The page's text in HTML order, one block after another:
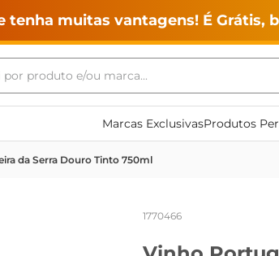
tenha muitas vantagens! É Grátis,
por produto e/ou marca...
Marcas ExclusivasProdutos
da Serra Douro Tinto 750ml
1770466
buscados